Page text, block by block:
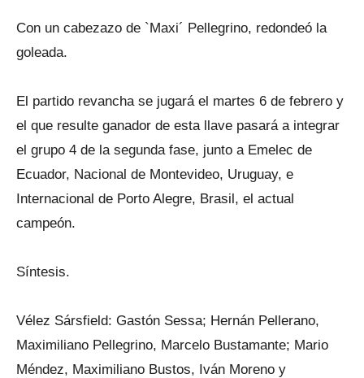
Con un cabezazo de `Maxi´ Pellegrino, redondeó la
goleada.
El partido revancha se jugará el martes 6 de febrero y
el que resulte ganador de esta llave pasará a integrar
el grupo 4 de la segunda fase, junto a Emelec de
Ecuador, Nacional de Montevideo, Uruguay, e
Internacional de Porto Alegre, Brasil, el actual
campeón.
Síntesis.
Vélez Sársfield: Gastón Sessa; Hernán Pellerano,
Maximiliano Pellegrino, Marcelo Bustamante; Mario
Méndez, Maximiliano Bustos, Iván Moreno y